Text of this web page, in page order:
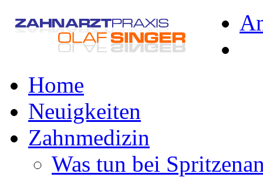
Home
Neuigkeiten
Zahnmedizin
Was tun bei